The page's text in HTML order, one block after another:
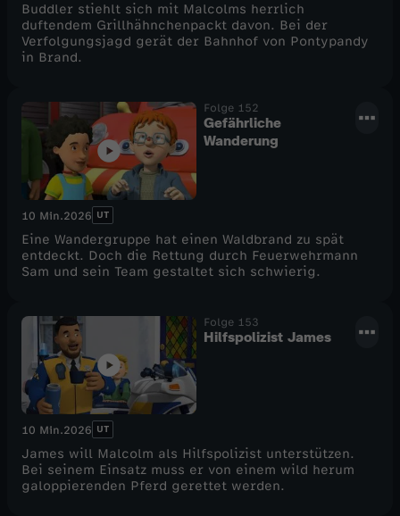
Buddler stiehlt sich mit Malcolms herrlich
duftendem Grillhähnchenpackt davon. Bei der
Verfolgungsjagd gerät der Bahnhof von Pontypandy
in Brand.
Folge 152
Gefährliche
Wanderung
10 Min.2026 UT
Eine Wandergruppe hat einen Waldbrand zu spät
entdeckt. Doch die Rettung durch Feuerwehrmann
Sam und sein Team gestaltet sich schwierig.
Folge 153
Hilfspolizist James
10 Min.2026 UT
James will Malcolm als Hilfspolizist unterstützen.
Bei seinem Einsatz muss er von einem wild herum
galoppierenden Pferd gerettet werden.